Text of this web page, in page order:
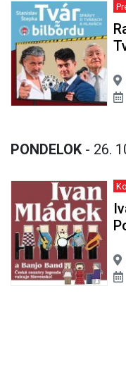
PONDELOK - 26.